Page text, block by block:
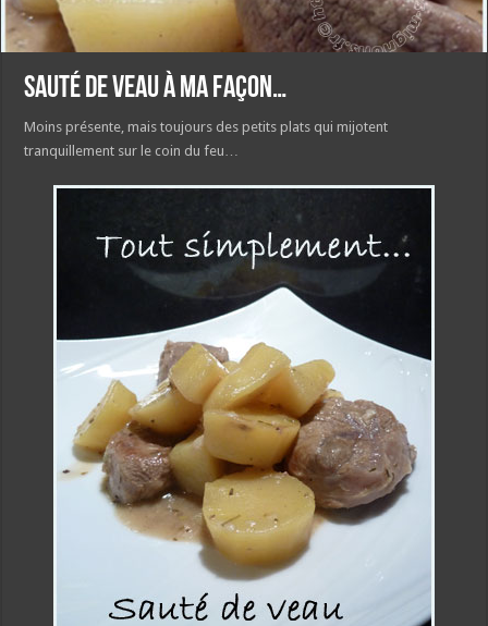
Sauté de veau à ma façon…
Moins présente, mais toujours des petits plats qui mijotent
tranquillement sur le coin du feu…